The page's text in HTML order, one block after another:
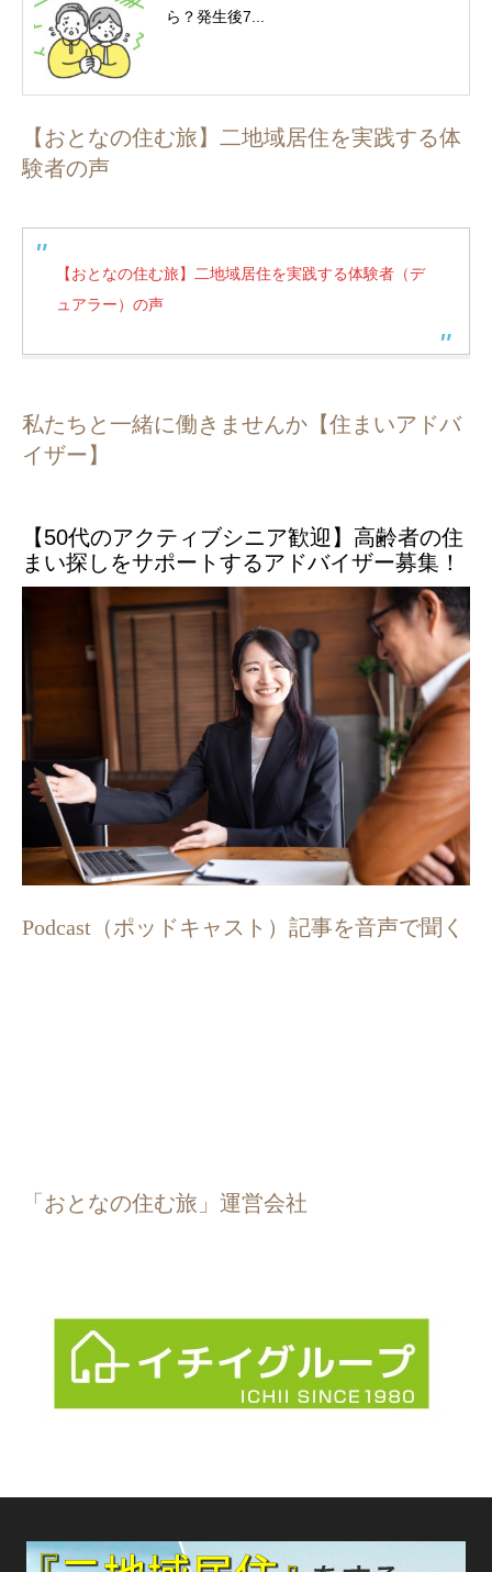
ら？発生後7...
【おとなの住む旅】二地域居住を実践する体
験者の声
【おとなの住む旅】二地域居住を実践する体験者（デ
ュアラー）の声
私たちと一緒に働きませんか【住まいアドバ
イザー】
【50代のアクティブシニア歓迎】高齢者の住
まい探しをサポートするアドバイザー募集！
Podcast（ポッドキャスト）記事を音声で聞く
「おとなの住む旅」運営会社